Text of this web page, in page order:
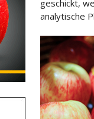
geschickt,
analytische